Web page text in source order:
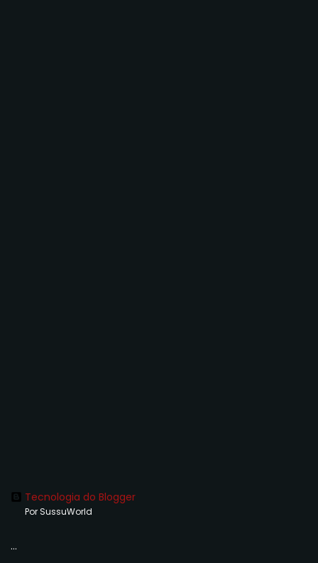
Tecnologia do Blogger
Por SussuWorld
...